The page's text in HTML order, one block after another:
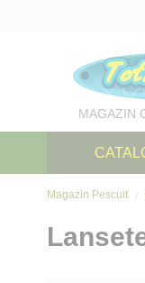
MAGAZIN
Magazin Pescuit